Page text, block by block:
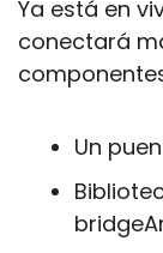
Ya está en
conectará
Un